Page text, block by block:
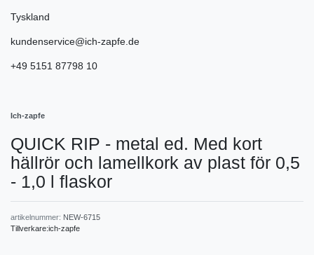
Tyskland
kundenservice@ich-zapfe.de
+49 5151 87798 10
Ich-zapfe
QUICK RIP - metal ed. Med kort
hällrör och lamellkork av plast för 0,5
- 1,0 l flaskor
artikelnummer: NEW-6715
Tillverkare:ich-zapfe